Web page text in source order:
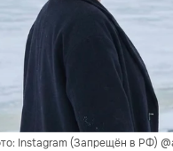
Instagram (Запрещён в РФ)